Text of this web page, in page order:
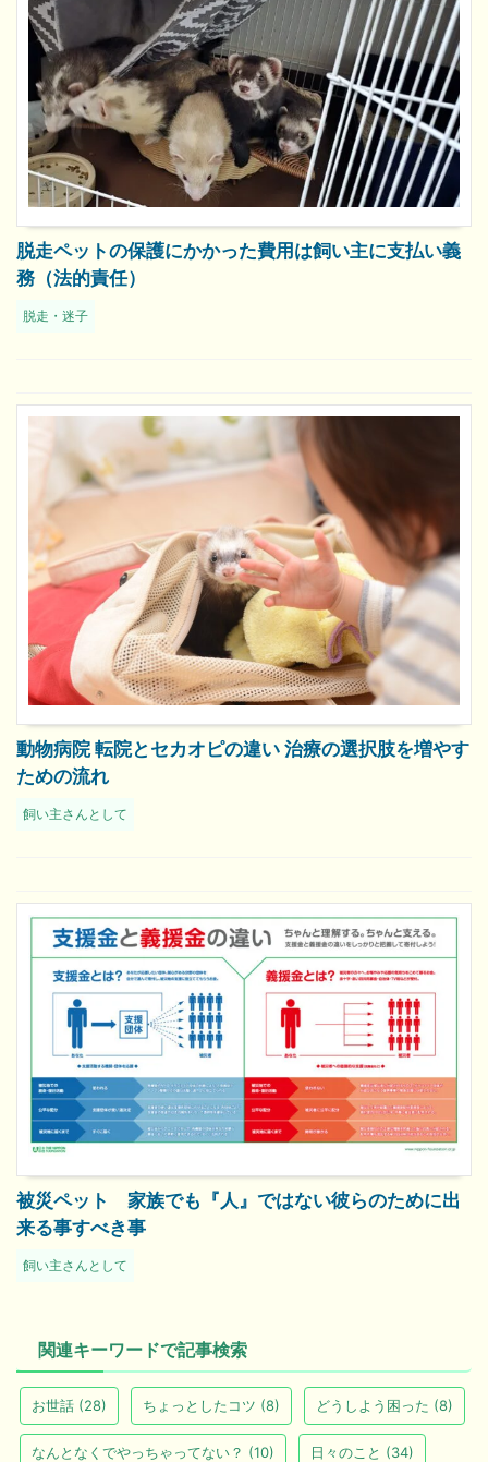
脱走ペットの保護にかかった費用は飼い主に支払い義
務（法的責任）
脱走・迷子
動物病院 転院とセカオピの違い 治療の選択肢を増やす
ための流れ
飼い主さんとして
被災ペット 家族でも『人』ではない彼らのために出
来る事すべき事
飼い主さんとして
関連キーワードで記事検索
お世話 (28) ちょっとしたコツ (8) どうしよう困った (8)
なんとなくでやっちゃってない？ (10) 日々のこと (34)